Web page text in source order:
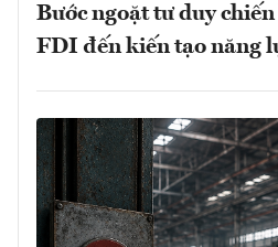
Bước ngoặt tư duy
FDI đến kiến tạo năng